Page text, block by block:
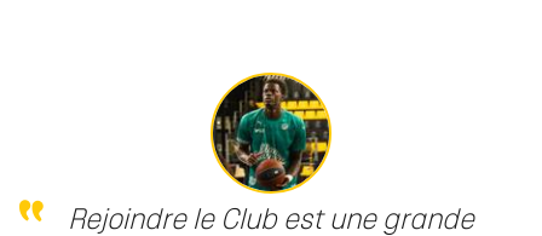
Rejoindre le Club est une grande